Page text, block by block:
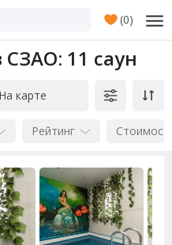
(0)
СЗАО: 11 саун
На карте
Рейтинг